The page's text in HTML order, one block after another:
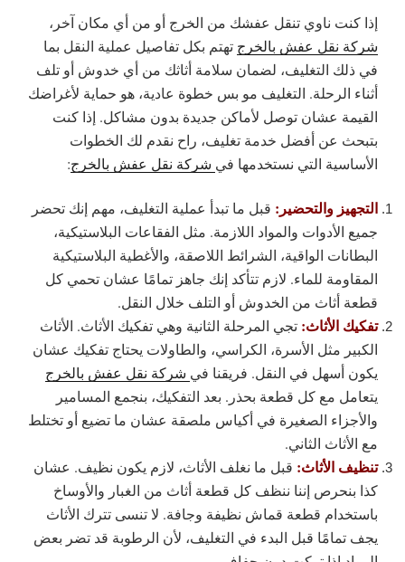
إذا كنت ناوي تنقل عفشك من الخرج أو من أي مكان آخر،
شركة نقل عفش بالخرج تهتم بكل تفاصيل عملية النقل بما
في ذلك التغليف، لضمان سلامة أثاثك من أي خدوش أو تلف
أثناء الرحلة. التغليف مو بس خطوة عادية، هو حماية لأغراضك
القيمة عشان توصل لأماكن جديدة بدون مشاكل. إذا كنت
بتبحث عن أفضل خدمة تغليف، راح نقدم لك الخطوات
الأساسية التي نستخدمها في شركة نقل عفش بالخرج:
التجهيز والتحضير: قبل ما تبدأ عملية التغليف، مهم إنك تحضر
جميع الأدوات والمواد اللازمة. مثل الفقاعات البلاستيكية،
البطانات الواقية، الشرائط اللاصقة، والأغطية البلاستيكية
المقاومة للماء. لازم تتأكد إنك جاهز تمامًا عشان تحمي كل
قطعة أثاث من الخدوش أو التلف خلال النقل.
تفكيك الأثاث: تجي المرحلة الثانية وهي تفكيك الأثاث. الأثاث
الكبير مثل الأسرة، الكراسي، والطاولات يحتاج تفكيك عشان
يكون أسهل في النقل. فريقنا في شركة نقل عفش بالخرج
يتعامل مع كل قطعة بحذر. بعد التفكيك، بنجمع المسامير
والأجزاء الصغيرة في أكياس ملصقة عشان ما تضيع أو تختلط
مع الأثاث الثاني.
تنظيف الأثاث: قبل ما نغلف الأثاث، لازم يكون نظيف. عشان
كذا بنحرص إننا ننظف كل قطعة أثاث من الغبار والأوساخ
باستخدام قطعة قماش نظيفة وجافة. لا تنسى تترك الأثاث
يجف تمامًا قبل البدء في التغليف، لأن الرطوبة قد تضر بعض